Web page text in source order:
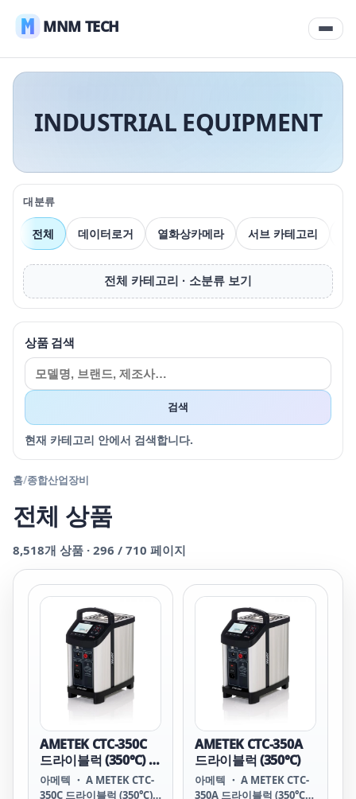
MNM TECH
INDUSTRIAL EQUIPMENT
대분류
전체 데이터로거 열화상카메라 서브 카테고리
전체 카테고리 · 소분류 보기
상품 검색
검색
현재 카테고리 안에서 검색합니다.
홈/종합산업장비
전체 상품
8,518개 상품 · 296 / 710 페이지
AMETEK CTC-350C
드라이블럭 (350℃) 기
준 센서 입력 포함
아메텍 ・ A METEK CTC-
350C 드라이블럭 (350℃)
AMETEK CTC-350A
드라이블럭 (350℃)
아메텍 ・ A METEK CTC-
350A 드라이블럭 (350℃)